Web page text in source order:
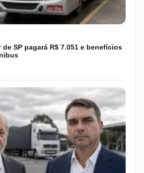
SP pagará R$ 7.051 e benefícios